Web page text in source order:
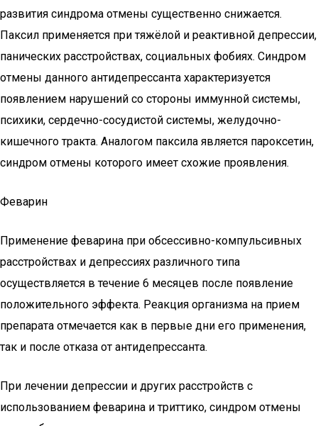
развития синдрома отмены существенно снижается.
Паксил применяется при тяжёлой и реактивной депрессии,
панических расстройствах, социальных фобиях. Синдром
отмены данного антидепрессанта характеризуется
появлением нарушений со стороны иммунной системы,
психики, сердечно-сосудистой системы, желудочно-
кишечного тракта. Аналогом паксила является пароксетин,
синдром отмены которого имеет схожие проявления.
Феварин
Применение феварина при обсессивно-компульсивных
расстройствах и депрессиях различного типа
осуществляется в течение 6 месяцев после появление
положительного эффекта. Реакция организма на прием
препарата отмечается как в первые дни его применения,
так и после отказа от антидепрессанта.
При лечении депрессии и других расстройств с
использованием феварина и триттико, синдром отмены